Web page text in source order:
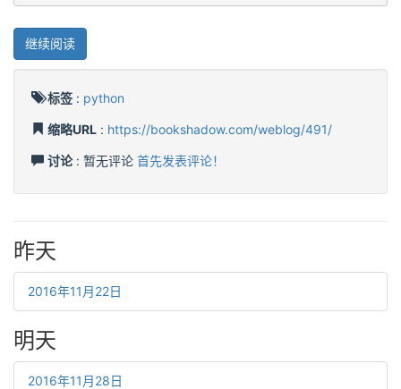
继续阅读
标签 : python
缩略URL : https://bookshadow.com/weblog/491/
讨论: 暂无评论 首先发表评论！
昨天
2016年11月22日
明天
2016年11月28日